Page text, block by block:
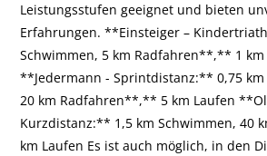
Leistungsstufen geeignet und bieten
Erfahrungen. **Einsteiger –
Schwimmen, 5 km Radfahren**,** 1 km
**Jedermann - Sprintdistanz:** 0,75
20 km Radfahren**,** 5 km Laufen
Kurzdistanz:** 1,5 km Schwimmen, 40
km Laufen Es ist auch möglich, in den